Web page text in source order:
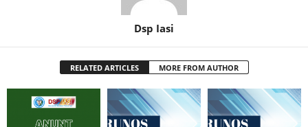
Dsp Iasi
RELATED ARTICLES MORE FROM AUTHOR